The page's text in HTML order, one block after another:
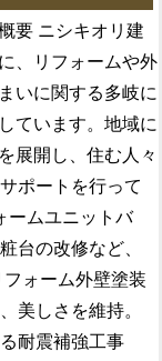
要 ニシキオリ建
、リフォームや外
いに関する多岐に
ています。地域に
展開し、住む人々
ポートを行って
ームユニットバ
台の改修など、
ォーム外壁塗装
美しさを維持。
耐震補強工事